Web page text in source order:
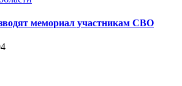
мемориал участникам СВО